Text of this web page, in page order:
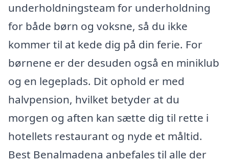
underholdningsteam for underholdning
for både børn og voksne, så du ikke
kommer til at kede dig på din ferie. For
børnene er der desuden også en miniklub
og en legeplads. Dit ophold er med
halvpension, hvilket betyder at du
morgen og aften kan sætte dig til rette i
hotellets restaurant og nyde et måltid.
Best Benalmadena anbefales til alle der